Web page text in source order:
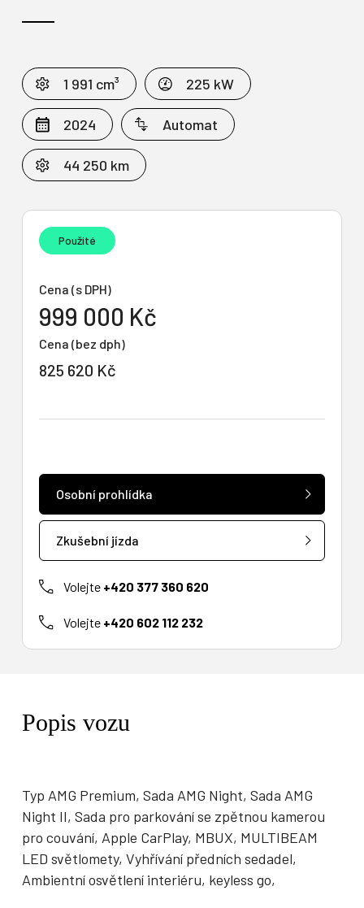
1 991 cm³ 225 kW
2024 Automat
44 250 km
Použité
Cena (s DPH)
999 000 Kč
Cena (bez dph)
825 620 Kč
Osobní prohlídka
Zkušební jízda
Volejte +420 377 360 620
Volejte +420 602 112 232
Popis vozu
Typ AMG Premium, Sada AMG Night, Sada AMG
Night II, Sada pro parkování se zpětnou kamerou
pro couvání, Apple CarPlay, MBUX, MULTIBEAM
LED světlomety, Vyhřívání předních sedadel,
Ambientní osvětlení interiéru, keyless go,